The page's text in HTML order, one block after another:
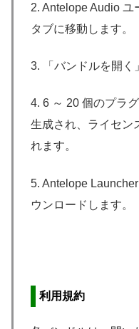
2. Antelope Audio ユ
タブに移動します。
3. 「バンドルを開く
4. 6 ～ 20 個のプラ
生成され、ライセン
れます。
5. Antelope
ウンロードします。
利用規約